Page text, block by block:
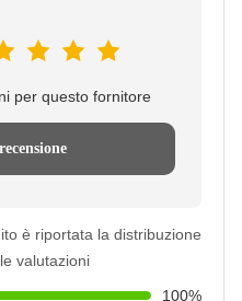
per questo fornitore
è riportata la distribuzione
valutazioni
100%